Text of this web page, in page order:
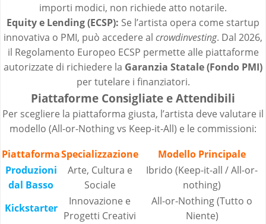
importi modici, non richiede atto notarile.
Equity e Lending (ECSP): Se l’artista opera come startup
innovativa o PMI, può accedere al crowdinvesting. Dal 2026,
il Regolamento Europeo ECSP permette alle piattaforme
autorizzate di richiedere la Garanzia Statale (Fondo PMI)
per tutelare i finanziatori.
Piattaforme Consigliate e Attendibili
Per scegliere la piattaforma giusta, l’artista deve valutare il
modello (All-or-Nothing vs Keep-it-All) e le commissioni:
PiattaformaSpecializzazione
Modello Principale
Produzioni
dal Basso
Arte, Cultura e
Sociale
Ibrido (Keep-it-all / All-or-
nothing)
Kickstarter
Innovazione e
Progetti Creativi
All-or-Nothing (Tutto o
Niente)